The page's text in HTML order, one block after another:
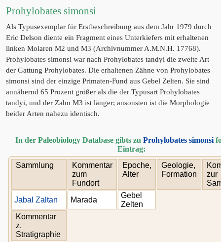
Prohylobates simonsi
Als Typusexemplar für Erstbeschreibung aus dem Jahr 1979 durch
Eric Delson diente ein Fragment eines Unterkiefers mit erhaltenen
linken Molaren M2 und M3 (Archivnummer A.M.N.H. 17768).
Prohylobates simonsi war nach Prohylobates tandyi die zweite Art
der Gattung Prohylobates. Die erhaltenen Zähne von Prohylobates
simonsi sind der einzige Primaten-Fund aus Gebel Zelten. Sie sind
annähernd 65 Prozent größer als die der Typusart Prohylobates
tandyi, und der Zahn M3 ist länger; ansonsten ist die Morphologie
beider Arten nahezu identisch.
In der Paleobiology Database gibts zu Prohylobates simonsi
Eintrag:
Sammlung
Kommentar
zum
Fundort
Epoche,
Alter
Geologie,
Formation
zur
Jabal Zaltan
Marada
Gebel
Zelten
Kommentar
z.
Stratigraphie